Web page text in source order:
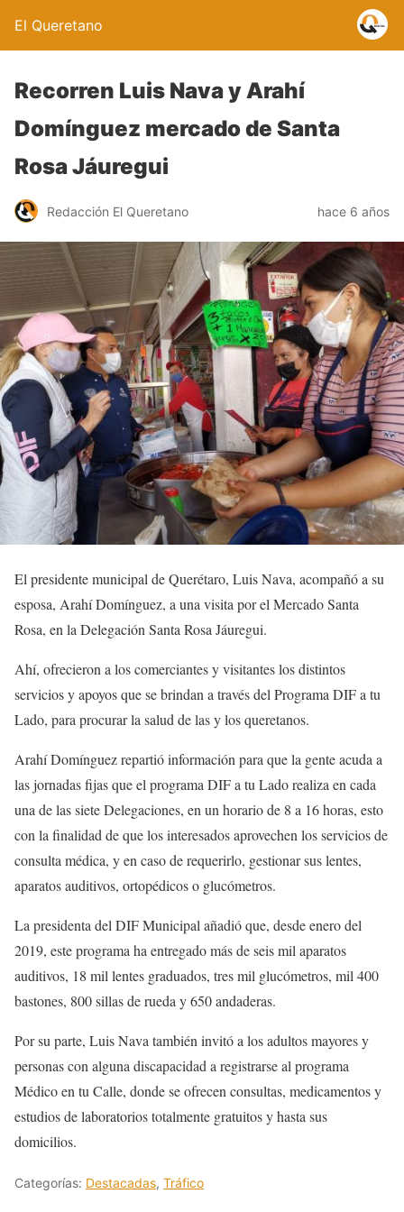
El Queretano
Recorren Luis Nava y Arahí
Domínguez mercado de Santa
Rosa Jáuregui
Redacción El Queretano hace 6 años
El presidente municipal de Querétaro, Luis Nava, acompañó a su
esposa, Arahí Domínguez, a una visita por el Mercado Santa
Rosa, en la Delegación Santa Rosa Jáuregui.
Ahí, ofrecieron a los comerciantes y visitantes los distintos
servicios y apoyos que se brindan a través del Programa DIF a tu
Lado, para procurar la salud de las y los queretanos.
Arahí Domínguez repartió información para que la gente acuda a
las jornadas fijas que el programa DIF a tu Lado realiza en cada
una de las siete Delegaciones, en un horario de 8 a 16 horas, esto
con la finalidad de que los interesados aprovechen los servicios de
consulta médica, y en caso de requerirlo, gestionar sus lentes,
aparatos auditivos, ortopédicos o glucómetros.
La presidenta del DIF Municipal añadió que, desde enero del
2019, este programa ha entregado más de seis mil aparatos
auditivos, 18 mil lentes graduados, tres mil glucómetros, mil 400
bastones, 800 sillas de rueda y 650 andaderas.
Por su parte, Luis Nava también invitó a los adultos mayores y
personas con alguna discapacidad a registrarse al programa
Médico en tu Calle, donde se ofrecen consultas, medicamentos y
estudios de laboratorios totalmente gratuitos y hasta sus
domicilios.
Categorías: Destacadas, Tráfico